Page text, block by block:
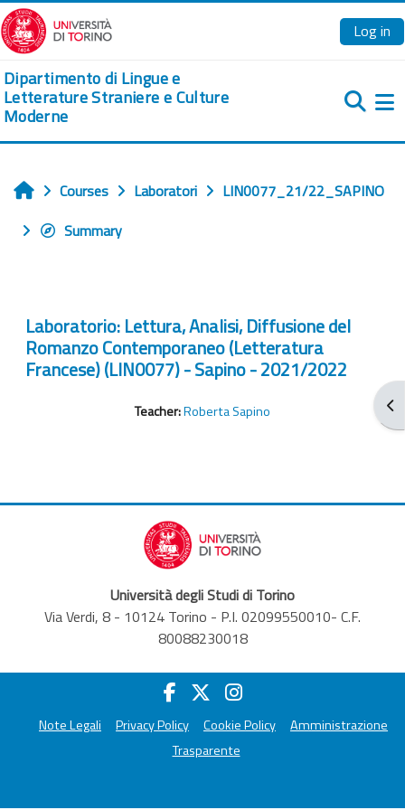
Skip to main content
Log in
Dipartimento di Lingue e
Letterature Straniere e Culture
Moderne
Home
Courses Laboratori
LIN0077_21/22_SAPINO
Summary
Laboratorio: Lettura, Analisi, Diffusione del
Romanzo Contemporaneo (Letteratura
Francese) (LIN0077) - Sapino - 2021/2022
Teacher:Roberta Sapino
Università degli Studi di Torino
Via Verdi, 8 - 10124 Torino - P.I. 02099550010- C.F.
80088230018
Note Legali Privacy Policy Cookie Policy
Amministrazione
Trasparente